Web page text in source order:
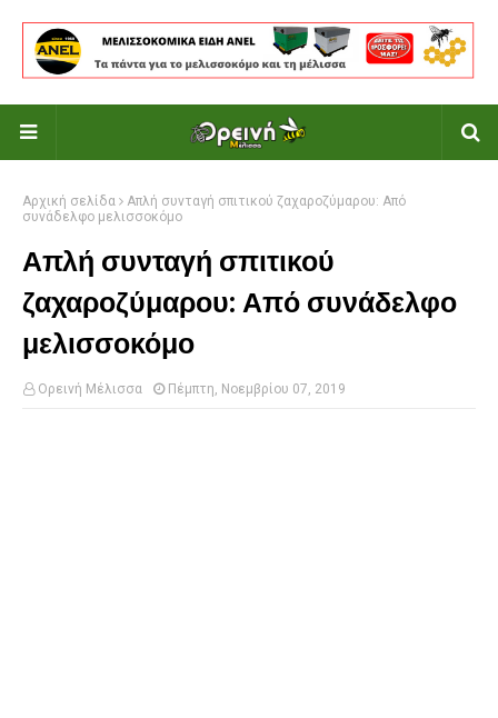
Αρχική σελίδα
Απλή συνταγή σπιτικού ζαχαροζύμαρου: Από
συνάδελφο μελισσοκόμο
Απλή συνταγή σπιτικού
ζαχαροζύμαρου: Από συνάδελφο
μελισσοκόμο
Ορεινή Μέλισσα Πέμπτη, Νοεμβρίου 07, 2019